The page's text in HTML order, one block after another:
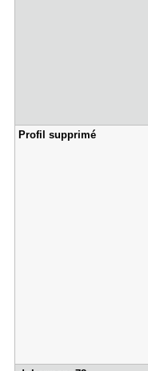
Profil sup​primé